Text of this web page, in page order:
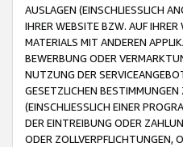
AUSLAGEN (EINSCHLIESSLICH
IHRER WEBSITE BZW. AUF
MATERIALS MIT ANDEREN
BEWERBUNG ODER
NUTZUNG DER
GESETZLICHEN
(EINSCHLIESSLICH EINER
DER EINTREIBUNG ODER
ODER ZOLLVERPFLICHTUNGEN,